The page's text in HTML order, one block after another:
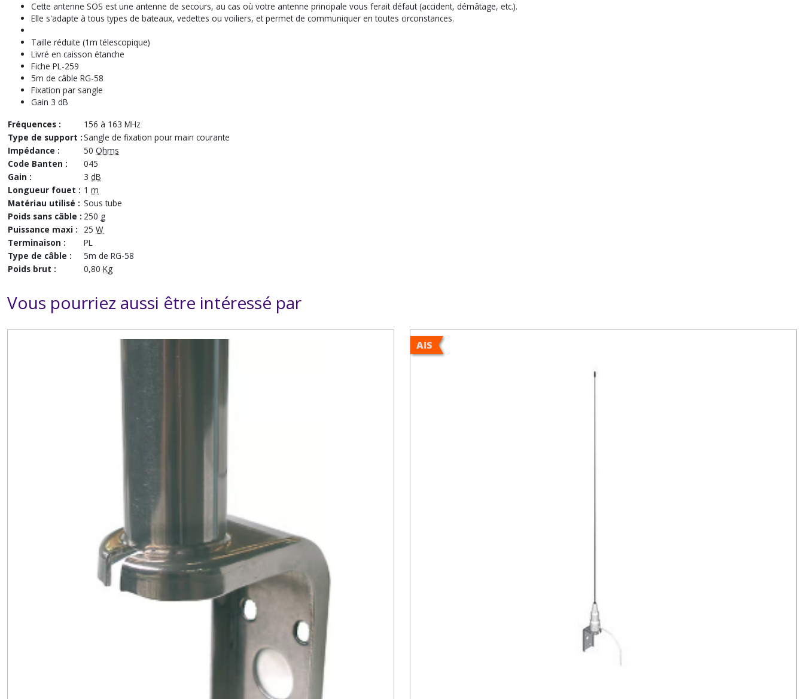
Cette antenne SOS est une antenne de secours, au cas où votre antenne principale vous ferait défaut (accident, démâtage, etc.).
Elle s'adapte à tous types de bateaux, vedettes ou voiliers, et permet de communiquer en toutes circonstances.
Taille réduite (1m télescopique)
Livré en caisson étanche
Fiche PL-259
5m de câble RG-58
Fixation par sangle
Gain 3 dB
Fréquences :
156 à 163 MHz
Type de support :Sangle de fixation pour main courante
Impédance :
50 Ohms
Code Banten :
045
Gain :
3 dB
Longueur fouet : 1 m
Matériau utilisé : Sous tube
Poids sans câble : 250 g
Puissance maxi :
25 W
Terminaison :
PL
Type de câble :
5m de RG-58
Poids brut :
0,80 Kg
Vous pourriez aussi être intéressé par
AIS